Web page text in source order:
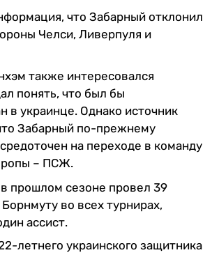
что Забарный отклонил
Челси, Ливерпуля и
также интересовался
понять, что был бы
в украинце. Однако источник
Забарный по-прежнему
на переходе в команду
– ПСЖ.
прошлом сезоне провел 39
во всех турнирах,
ассист.
летнего украинского защитника